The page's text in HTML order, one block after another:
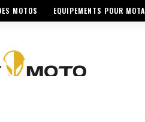
MOTOS EQUIPEMENTS POUR